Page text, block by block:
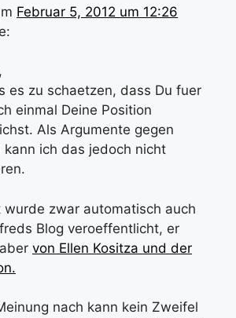
Februar 5, 2012 um 12:26
es zu schaetzen, dass Du fuer
einmal Deine Position
Als Argumente gegen
kann ich das jedoch nicht
wurde zwar automatisch auch
Blog veroeffentlicht, er
von Ellen Kositza und der
nach kann kein Zweifel